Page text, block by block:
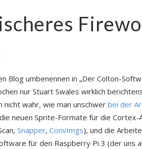
Blog umbenennen in „Der Colton-
nur Stuart Swales wirklich
nicht wahr, wie man unschwer bei der
neuen Sprite-Formate für die Cortex-
Snapper, ConvImgs), und die
für den Raspberry Pi 3 (der uns